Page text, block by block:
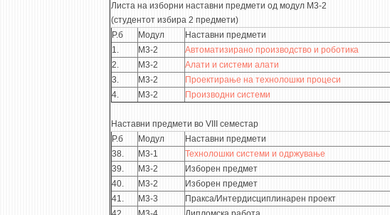
Листа на изборни наставни предмети од модул М3-2
(студентот избира 2 предмети)
Р.б
Модул Наставни предмети
1.
М3-2 Автоматизирано производство и роботика
2.
М3-2 Алати и системи алати
3.
М3-2 Проектирање на технолошки процеси
4.
М3-2 Производни системи
Наставни предмети во VIII семестар
Р.б
Модул Наставни предмети
38.
М3-1 Технолошки системи и одржување
39.
М3-2 Изборен предмет
40.
М3-2 Изборен предмет
41.
М3-3 Пракса/Интердисциплинарен проект